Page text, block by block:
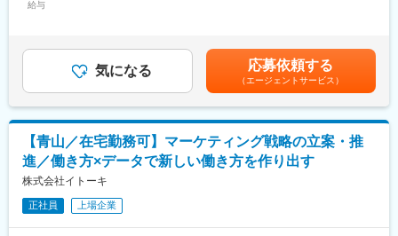
■地元の方も歓迎：
希望勤務地を考慮した上でご活躍いただきたいと思っています。
当社は全国・グローバルな展開をしておりますので、チャレンジ
したい方はその道を選ぶことも出来ますし、地元で腰を据えて働
きたい方に対して、ご本人の意向にそぐわない異動はございませ
ん。
変更の範囲：会社の定める業務
■社内での役割
・新製品の企画立案～販売まで関わり責任を負う
・製造/開発/営業のハブになる
■入社～1年間でお任せする業務
※プロダクトマーケティングを中心としコンテンツ等のサポート業
務に従事し経験値を上げる
・PJ担当を持ち1つの製品のリリース迄の流れを経験[市場性/製品
の優位性/販売計画/販促等]
給与
も目安の金額であり、選考を通じて上下する可能性があります。
月給(月額)は固定手当を含めた表記です。
気になる 応募依頼する
（エージェントサービス）
【青山／在宅勤務可】マーケティング戦略の立案・推
進／働き方×データで新しい働き方を作り出す
株式会社イトーキ
正社員 上場企業